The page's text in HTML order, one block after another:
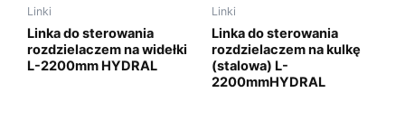
Linki
Linka do sterowania
rozdzielaczem na widełki
L-2200mm HYDRAL
Linki
Linka do sterowania
rozdzielaczem na kulkę
(stalowa) L-
2200mmHYDRAL